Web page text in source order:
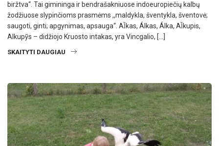
biržtva“. Tai gimininga ir bendrašakniuose indoeuropiečių kalbų
žodžiuose slypinčioms prasmėms ,,maldykla, šventykla, šventovė;
saugoti, ginti; apgynimas, apsauga“. Al̃kas, Álkas, Álka, Al̃kupis,
Alkupỹs – didžiojo Kruosto intakas, yra Vincgalio, […]
SKAITYTI DAUGIAU